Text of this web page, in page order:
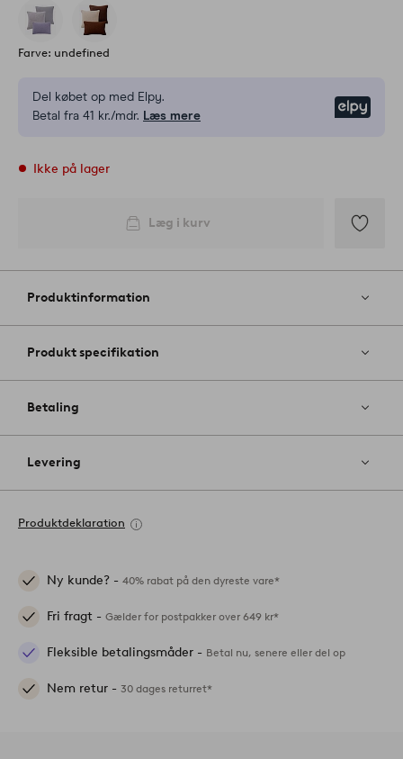
Farve: undefined
Del købet op med Elpy.
Betal fra 41 kr./mdr. Læs mere
Ikke på lager
Læg i kurv
til
Produktinformation
Produkt specifikation
Betaling
Levering
Produktdeklaration
Ny kunde? - 40% rabat på den dyreste vare*
Fri fragt - Gælder for postpakker over 649 kr*
Fleksible betalingsmåder - Betal nu, senere eller del op
Nem retur - 30 dages returret*